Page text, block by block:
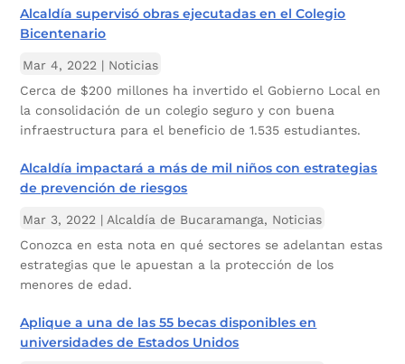
Alcaldía supervisó obras ejecutadas en el Colegio
Bicentenario
Mar 4, 2022 | Noticias
Cerca de $200 millones ha invertido el Gobierno Local en
la consolidación de un colegio seguro y con buena
infraestructura para el beneficio de 1.535 estudiantes.
Alcaldía impactará a más de mil niños con estrategias
de prevención de riesgos
Mar 3, 2022 | Alcaldía de Bucaramanga, Noticias
Conozca en esta nota en qué sectores se adelantan estas
estrategias que le apuestan a la protección de los
menores de edad.
Aplique a una de las 55 becas disponibles en
universidades de Estados Unidos